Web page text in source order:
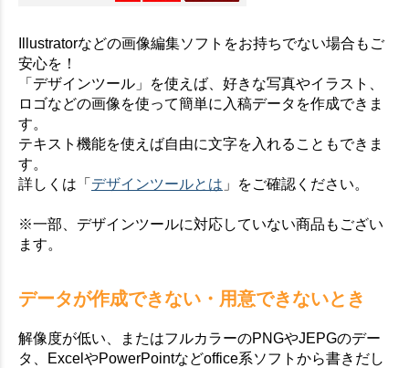
Illustratorなどの画像編集ソフトをお持ちでない場合もご
安心を！
「デザインツール」を使えば、好きな写真やイラスト、
ロゴなどの画像を使って簡単に入稿データを作成できま
す。
テキスト機能を使えば自由に文字を入れることもできま
す。
詳しくは「 デザインツールとは 」をご確認ください。
※一部、デザインツールに対応していない商品もござい
ます。
データが作成できない・用意できないとき
解像度が低い、またはフルカラーのPNGやJEPGのデー
タ、ExcelやPowerPointなどoffice系ソフトから書きだし